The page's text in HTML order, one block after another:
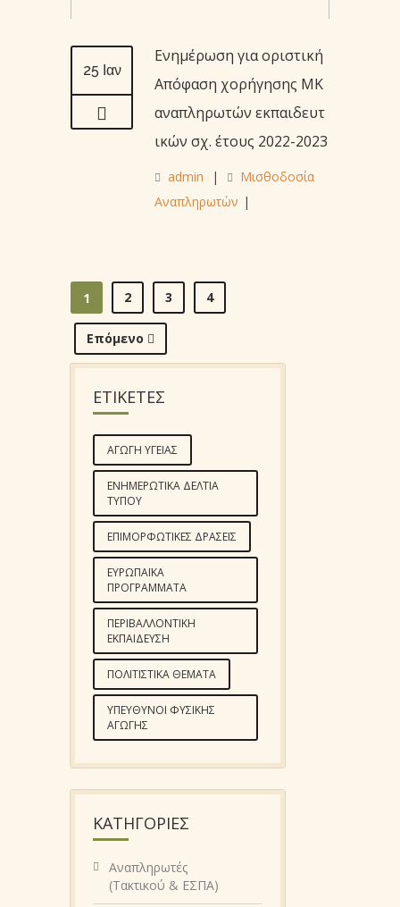
25 Ιαν
Ενημέρωση για οριστική
Απόφαση χορήγησης ΜΚ
αναπληρωτών εκπαιδευτ
ικών σχ. έτους 2022-2023
admin |
Μισθοδοσία
Αναπληρωτών |
1 2 3 4
Επόμενο
ΕΤΙΚΕΤΕΣ
ΑΓΩΓΉ ΥΓΕΊΑΣ
ΕΝΗΜΕΡΩΤΙΚΆ ΔΕΛΤΊΑ
ΤΎΠΟΥ
ΕΠΙΜΟΡΦΩΤΙΚΈΣ ΔΡΆΣΕΙΣ
ΕΥΡΩΠΑΪΚΆ
ΠΡΟΓΡΆΜΜΑΤΑ
ΠΕΡΙΒΑΛΛΟΝΤΙΚΉ
ΕΚΠΑΊΔΕΥΣΗ
ΠΟΛΙΤΙΣΤΙΚΆ ΘΈΜΑΤΑ
ΥΠΕΎΘΥΝΟΙ ΦΥΣΙΚΉΣ
ΑΓΩΓΉΣ
KΑΤΗΓΟΡΊΕΣ
Αναπληρωτές
(Τακτικού & ΕΣΠΑ)